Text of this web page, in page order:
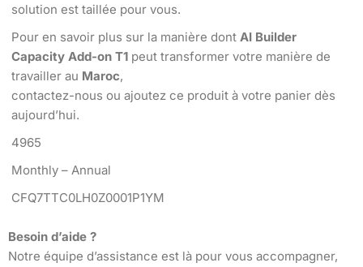
solution est taillée pour vous.
Pour en savoir plus sur la manière dont AI Builder
Capacity Add-on T1 peut transformer votre manière de
travailler au Maroc,
contactez-nous ou ajoutez ce produit à votre panier dès
aujourd’hui.
4965
Monthly – Annual
CFQ7TTC0LH0Z0001P1YM
Besoin d’aide ?
Notre équipe d’assistance est là pour vous accompagner,